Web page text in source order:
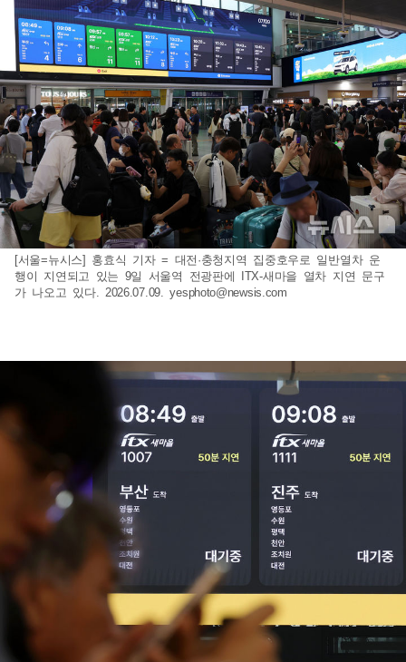
[서울=뉴시스] 홍효식 기자 = 대전·충청지역 집중호우로 일반열차 운
행이 지연되고 있는 9일 서울역 전광판에 ITX-새마을 열차 지연 문구
가 나오고 있다. 2026.07.09.yesphoto@newsis.com